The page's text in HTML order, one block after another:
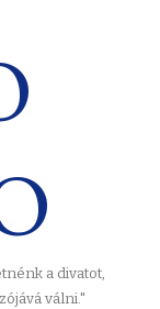
a divatot,
válni."